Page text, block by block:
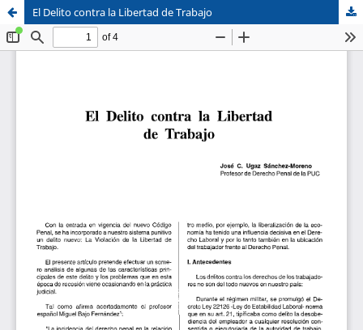
Sistema de
Bibliotecas
Facultad de
Derecho
El Delito contra la Libertad de Trabajo